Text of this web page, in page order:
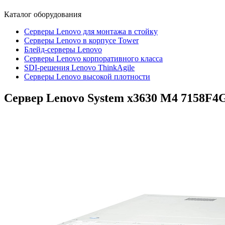
Каталог оборудования
Серверы Lenovo для монтажа в стойку
Серверы Lenovo в корпусе Tower
Блейд-серверы Lenovo
Cерверы Lenovo корпоративного класса
SDI-решения Lenovo ThinkAgile
Серверы Lenovo высокой плотности
Сервер Lenovo System x3630 M4